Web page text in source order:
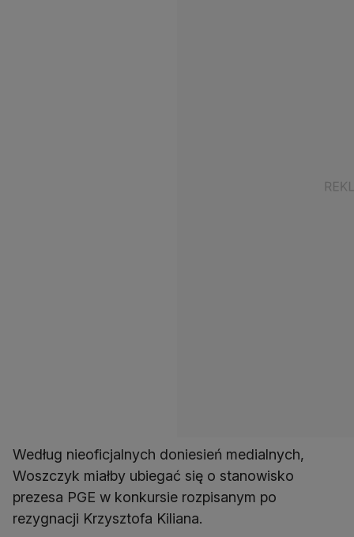
Według nieoficjalnych doniesień medialnych,
Woszczyk miałby ubiegać się o stanowisko
prezesa PGE w konkursie rozpisanym po
rezygnacji Krzysztofa Kiliana.